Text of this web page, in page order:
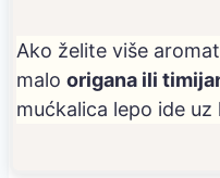
Ako želite više
malo origana ili
mućkalica lepo ide